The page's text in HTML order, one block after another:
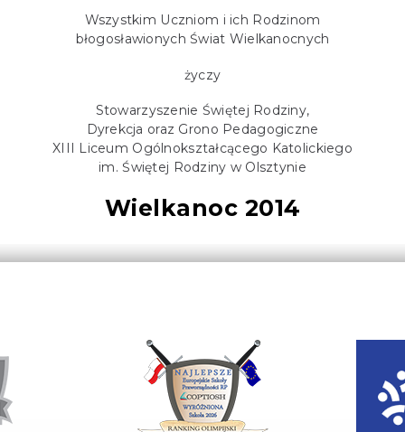
Wszystkim Uczniom i ich Rodzinom
błogosławionych Świat Wielkanocnych
życzy
Stowarzyszenie Świętej Rodziny,
Dyrekcja oraz Grono Pedagogiczne
XIII Liceum Ogólnokształcącego Katolickiego
im. Świętej Rodziny w Olsztynie
Wielkanoc 2014